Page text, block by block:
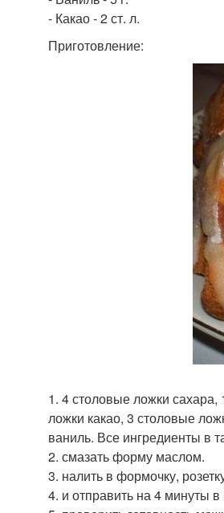
- Какао - 2 ст. л.
Приготовление:
1. 4 столовые ложки
ложки какао, 3 столовые
ваниль. Все ингредиенты в
2. смазать форму маслом.
3. налить в формочку,
4. и отправить на 4 минуты